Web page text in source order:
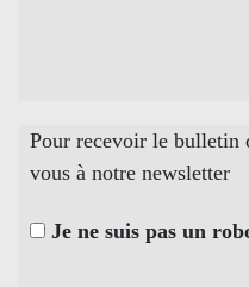
Pour recevoir le bulletin
vous à notre newsletter
Je ne suis pas un